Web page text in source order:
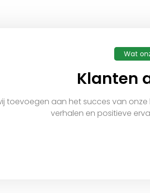
Wat
Klanten
toevoegen aan het succes van
verhalen en positieve